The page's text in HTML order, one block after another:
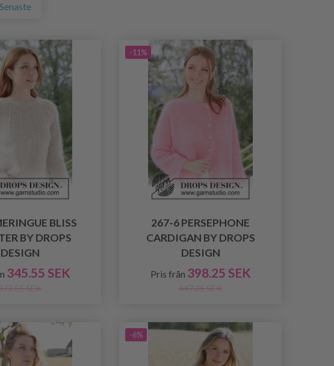
Senaste
BLISS
BY DROPS
DESIGN
345.55 SEK
SEK
-11%
267-6 PERSEPHONE
CARDIGAN BY DROPS
DESIGN
Pris från 398.25 SEK
447.25 SEK
-6%